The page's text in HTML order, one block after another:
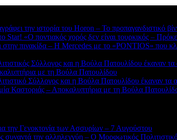
την ιστορία του Horon – Το
Star! «Ο ποντιακός χορός δεν είναι τουρκικός –
στην πινακίδα – Η Mercedes με το «PONTIOS» που
Σύλλογος και η Βούλα Πατουλίδου έκαναν
με τη Βούλα Πατουλίδου
Σύλλογος και η Βούλα Πατουλίδου έκαναν
Καστοριάς – Αποκαλυπτήρια με τη Βούλα
την Γενοκτονία των Ασσυρίων – 7 Αυγούστου
συναντά την αλληλεγγύη – Ο Μορφωτικός